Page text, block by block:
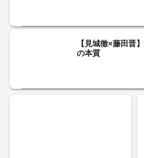
【見城徹×藤田晋
の本質